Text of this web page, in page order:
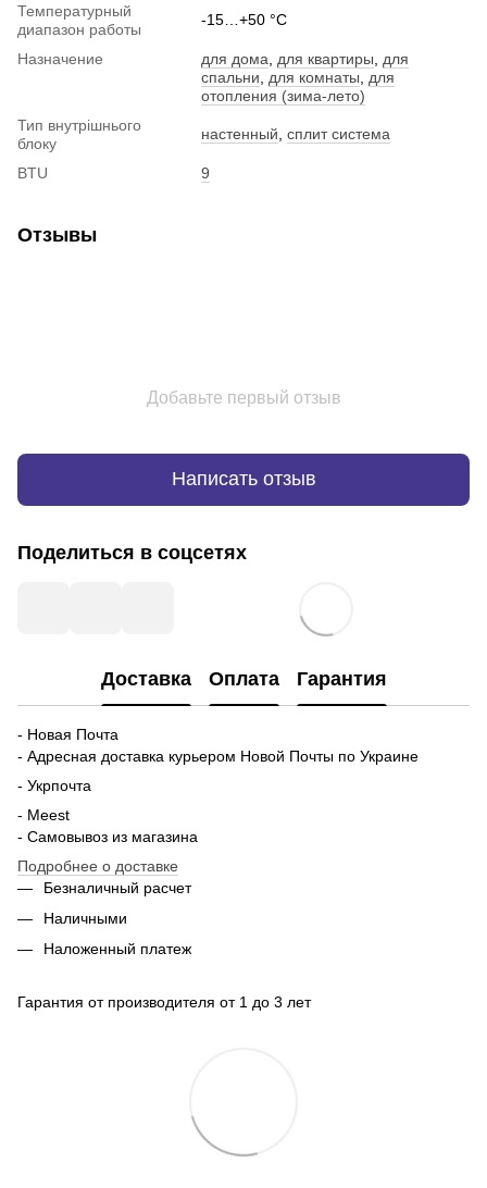
Температурный
диапазон работы
-15…+50 °C
Назначение для дома для квартиры
для
спальни
для комнаты
для
отопления (зима-лето)
Тип внутрішнього
блоку
настенный сплит система
BTU 9
Отзывы
Добавьте первый отзыв
Написать отзыв
Поделиться в соцсетях
Доставка Оплата Гарантия
- Новая Почта
- Адресная доставка курьером Новой Почты по Украине
- Укрпочта
- Meest
- Самовывоз из магазина
Подробнее о доставке
Безналичный расчет
Наличными
Наложенный платеж
Гарантия от производителя от 1 до 3 лет